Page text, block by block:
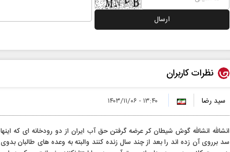
نظرات کاربران
سید رضا ۱۳:۴۰ - ۱۴۰۳/۱۱/۰۶
انشالله انشالله گوش شیطان کر عرضه گرفتن حق آب ایران از دو رودخانه ای که اینها
سد برروی آن زده اند را بعد از چند سال زنده کنند والبته به وعده های طالبان بدوی